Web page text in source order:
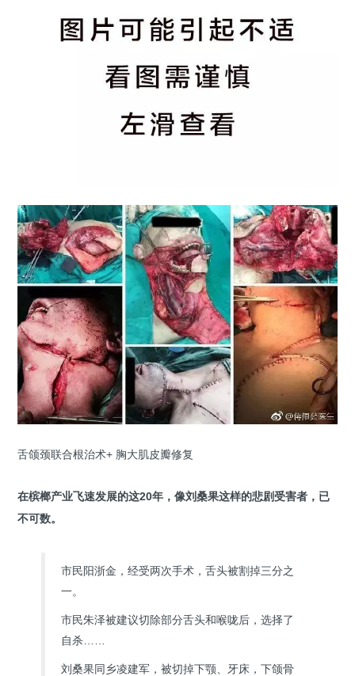
舌颌颈联合根治术+ 胸大肌皮瓣修复
在槟榔产业飞速发展的这20年，像刘桑果这样的悲剧受害者，已
不可数。
市民阳浙金，经受两次手术，舌头被割掉三分之
一。
市民朱泽被建议切除部分舌头和喉咙后，选择了
自杀……
刘桑果同乡凌建军，被切掉下颚、牙床，下颌骨